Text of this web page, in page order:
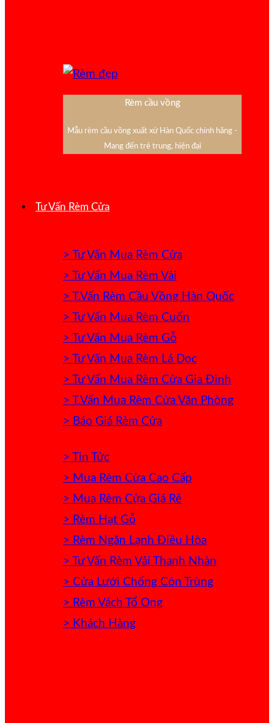
Rèm cầu vồng
Mẫu rèm cầu vồng xuất xứ Hàn Quốc chính hãng -
Mang đến trẻ trung, hiện đại
Tư Vấn Rèm Cửa
> Tư Vấn Mua Rèm Cửa
> Tư Vấn Mua Rèm Vải
> T.Vấn Rèm Cầu Vồng Hàn Quốc
> Tư Vấn Mua Rèm Cuốn
> Tư Vấn Mua Rèm Gỗ
> Tư Vấn Mua Rèm Lá Dọc
> Tư Vấn Mua Rèm Cửa Gia Đình
> T.Vấn Mua Rèm Cửa Văn Phòng
> Báo Giá Rèm Cửa
> Tin Tức
> Mua Rèm Cửa Cao Cấp
> Mua Rèm Cửa Giá Rẻ
> Rèm Hạt Gỗ
> Rèm Ngăn Lạnh Điều Hòa
> Tư Vấn Rèm Vải Thanh Nhàn
> Cửa Lưới Chống Côn Trùng
> Rèm Vách Tổ Ong
> Khách Hàng